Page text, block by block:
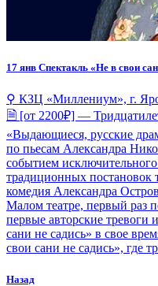
17 янв Спектакль «Не в свои
⚲ КЗЦ «Миллениум», г.
🗎 [от 2200₽] —
«Выдающиеся, русские
по пьесам Александра
событием
традиционных постановок
комедия Александра
Малом театре, первый раз
первые авторские тревоги
сани не садись» в свое
свои сани не садись», где
Назад